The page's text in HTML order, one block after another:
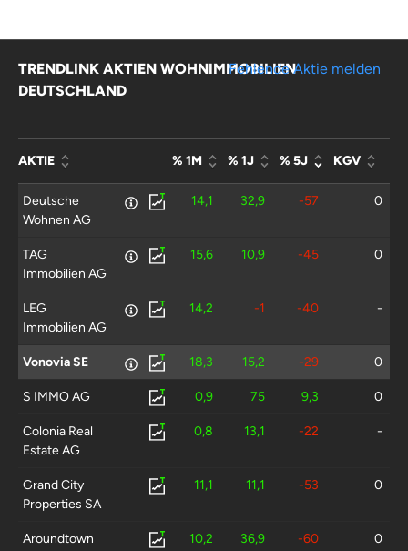
TRENDLINK AKTIEN WOHNIMMOBILIEN
DEUTSCHLAND
Fehlende Aktie melden
AKTIE % 1M % 1J % 5J KGV
Deutsche
Wohnen AG
14,1 32,9 -57 0
TAG
Immobilien AG
15,6 10,9 -45 0
LEG
Immobilien AG
14,2 -1 -40 -
Vonovia SE 18,3 15,2 -29 0
S IMMO AG 0,9 75 9,3 0
Colonia Real
Estate AG
0,8 13,1 -22 -
Grand City
Properties SA
11,1 11,1 -53 0
Aroundtown
10,2 36,9 -60 0